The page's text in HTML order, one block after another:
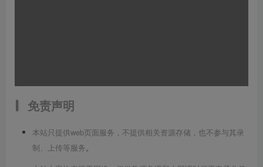
免责声明
本站只提供web页面服务，不提供相关资源存储，也不参与其录
制、上传等服务。